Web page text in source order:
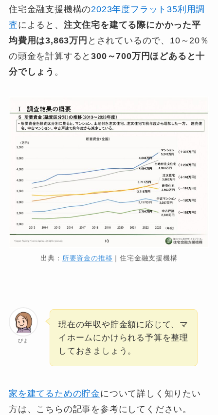
住宅金融支援機構の2023年度フラット35利用調
査によると、 注文住宅を建てる際にかかった平
均費用は3,863万円 とされているので、10～20％
の頭金を計算すると300～700万円ほどあると十
分でしょう 。
出典： 所要資金の推移 ｜住宅金融支援機構
ぴよ
現在の年収や貯金額に応じて、マ
イホームにかけられる予算を整理
しておきましょう。
家を建てるための貯金について詳しく知りたい
方は、こちらの記事を参考にしてください。